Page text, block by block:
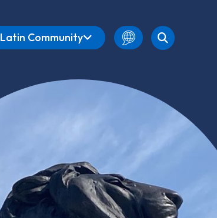
Latin Community
English